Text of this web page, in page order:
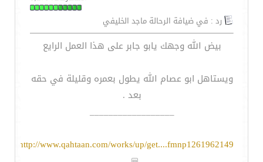
رد : في ضيافة الرحالة ماجد الخليفي
بيض الله وجهك يابو جابر على هذا العمل الرايع
ويستاهل ابو عصام الله يطول بعمره وقليلة في حقه
بعد .
__________________
http://www.qahtaan.com/works/up/get....fmnp1261962149